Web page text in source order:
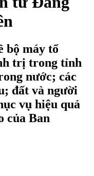
bộ máy tổ
trị trong tỉnh
nước; các
đất và người
vụ hiệu quả
của Ban